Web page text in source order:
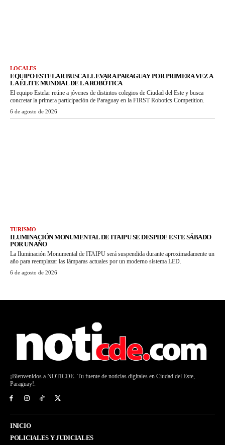
LOCALES
EQUIPO ESTELAR BUSCA LLEVAR A PARAGUAY POR PRIMERA VEZ A
LA ÉLITE MUNDIAL DE LA ROBÓTICA
El equipo Estelar reúne a jóvenes de distintos colegios de Ciudad del Este y busca
concretar la primera participación de Paraguay en la FIRST Robotics Competition.
6 de agosto de 2026
TURISMO
ILUMINACIÓN MONUMENTAL DE ITAIPU SE DESPIDE ESTE SÁBADO
POR UN AÑO
La Iluminación Monumental de ITAIPU será suspendida durante aproximadamente un
año para reemplazar las lámparas actuales por un moderno sistema LED.
6 de agosto de 2026
¡Bienvenidos a NOTICDE- Tu fuente de noticias digitales en Ciudad del Este,
Paraguay!.
INICIO
POLICIALES Y JUDICIALES